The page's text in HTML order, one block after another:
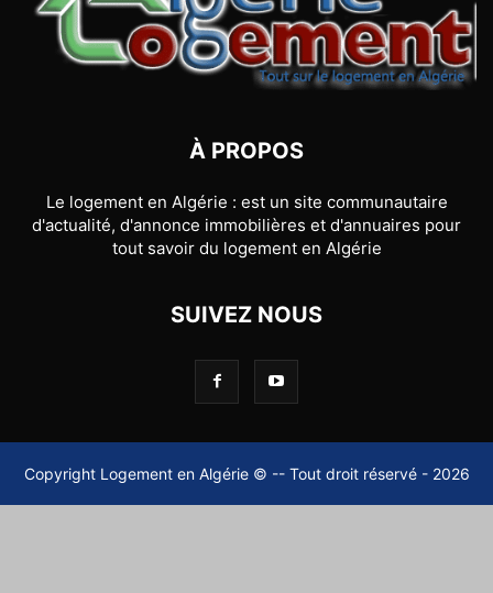
À PROPOS
Le logement en Algérie : est un site communautaire
d'actualité, d'annonce immobilières et d'annuaires pour
tout savoir du logement en Algérie
SUIVEZ NOUS
Copyright Logement en Algérie © -- Tout droit réservé - 2026